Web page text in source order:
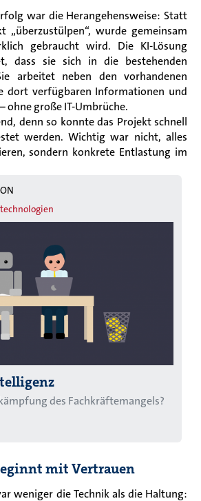
war die Herangehensweise: Statt
„überzustülpen“, wurde gemeinsam
gebraucht wird. Die KI-Lösung
dass sie sich in die bestehenden
arbeitet neben den vorhandenen
dort verfügbaren Informationen und
ohne große IT-Umbrüche.
denn so konnte das Projekt schnell
werden. Wichtig war nicht, alles
sondern konkrete Entlastung im
des Fachkräftemangels?
mit Vertrauen
weniger die Technik als die Haltung: